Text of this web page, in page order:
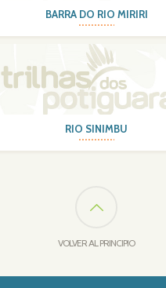
BARRA DO RIO MIRIRI
RIO SINIMBU
VOLVER AL PRINCIPIO